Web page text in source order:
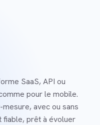
SaaS, API ou
pour le mobile.
avec ou sans
fiable, prêt à évoluer